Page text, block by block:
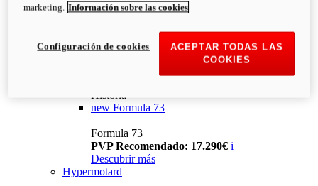
Historia
new Formula 73
Formula 73
PVP Recomendado: 17.290€ i
Descubrir más
Hypermotard
marketing. Información sobre las cookies
ACEPTAR TODAS LAS
COOKIES
Configuración de cookies